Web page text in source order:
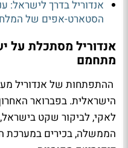
אנדוריל בדרך
הסטארט-אפים של
אנדוריל מסתכלת על
מתחמם
ההתפתחות של אנדוריל
הישראלית. בפברואר
לאקי, לביקור שקט
הממשלה, בכירים במערכת